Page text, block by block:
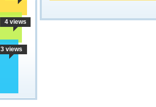
4 views
3 views